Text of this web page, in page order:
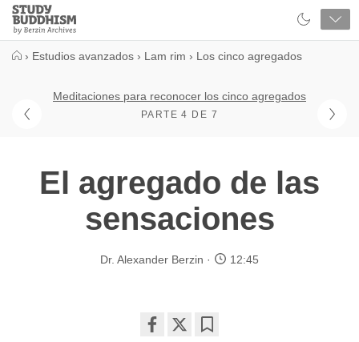
Close
Study
Buddhism
› Estudios avanzados › Lam rim › Los cinco agregados
Meditaciones para reconocer los cinco agregados
PARTE 4 DE 7
El agregado de las
sensaciones
Dr. Alexander Berzin 12:45